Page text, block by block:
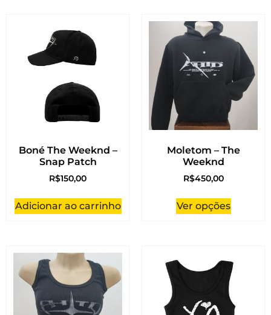
Boné The Weeknd –
Snap Patch
R$150,00
Adicionar ao carrinho
Moletom – The
Weeknd
R$450,00
Ver opções